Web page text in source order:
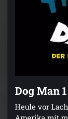
Dog Man 1
Heule vor